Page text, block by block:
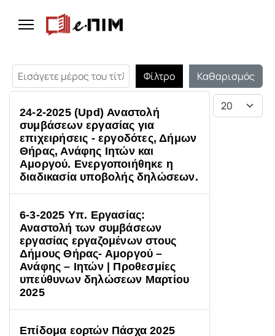
Εισάγετε μέρος του τίτλου.
Φίλτρο
Καθαρισμός
Εμφάνιση #
24-2-2025 (Upd) Αναστολή
συμβάσεων εργασίας για
επιχειρήσεις - εργοδότες, Δήμων
Θήρας, Ανάφης Ιητών και
Αμοργού. Ενεργοποιήθηκε η
διαδικασία υποβολής δηλώσεων.
6-3-2025 Υπ. Εργασίας:
Αναστολή των συμβάσεων
εργασίας εργαζομένων στους
Δήμους Θήρας- Αμοργού –
Ανάφης – Ιητών | Προθεσμίες
υπεύθυνων δηλώσεων Μαρτίου
2025
Επίδομα εορτών Πάσχα 2025